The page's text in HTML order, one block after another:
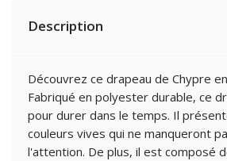
Description
Découvrez ce drapeau de Chypre
Fabriqué en polyester durable, ce
pour durer dans le temps. Il
couleurs vives qui ne manqueront
l'attention. De plus, il est composé